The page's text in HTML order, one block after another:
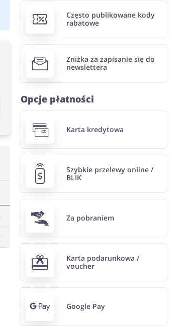
Często publikowane kody
rabatowe
Zniżka za zapisanie się do
newslettera
Opcje płatności
Karta kredytowa
Szybkie przelewy online /
BLIK
Za pobraniem
Karta podarunkowa /
voucher
Google Pay